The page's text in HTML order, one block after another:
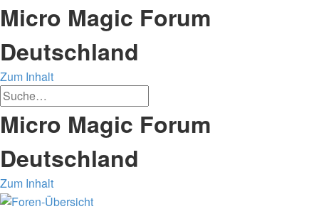
Micro Magic Forum
Deutschland
Zum Inhalt
Micro Magic Forum
Deutschland
Zum Inhalt